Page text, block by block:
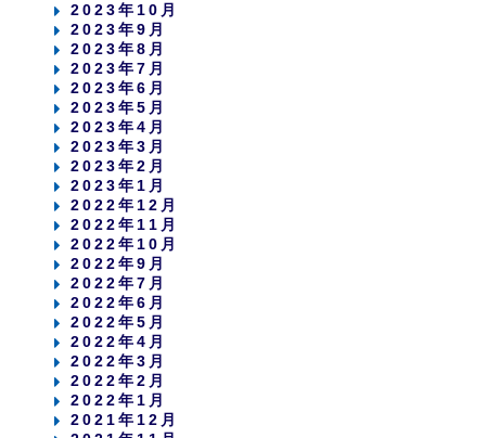
2023年10月
2023年9月
2023年8月
2023年7月
2023年6月
2023年5月
2023年4月
2023年3月
2023年2月
2023年1月
2022年12月
2022年11月
2022年10月
2022年9月
2022年7月
2022年6月
2022年5月
2022年4月
2022年3月
2022年2月
2022年1月
2021年12月